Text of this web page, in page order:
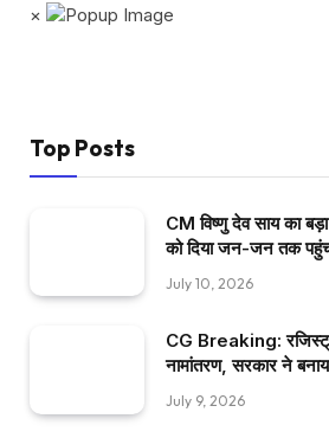
×
Top Posts
CM विष्णु देव साय का
को दिया जन-जन तक
July 10, 2026
CG Breaking:
नामांतरण, सरकार ने
July 9, 2026